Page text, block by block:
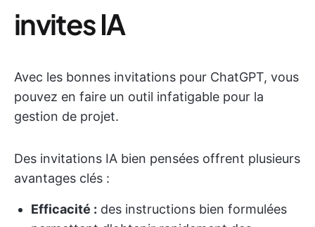
invites IA
Avec les bonnes invitations pour ChatGPT, vous
pouvez en faire un outil infatigable pour la
gestion de projet.
Des invitations IA bien pensées offrent plusieurs
avantages clés :
Efficacité : des instructions bien formulées